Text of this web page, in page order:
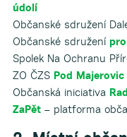
údolí
Občanské sdružení
Občanské sdružení
Spolek Na Ochranu
ZO ČZS Pod Majerovic
Občanská iniciativa
ZaPět– platforma